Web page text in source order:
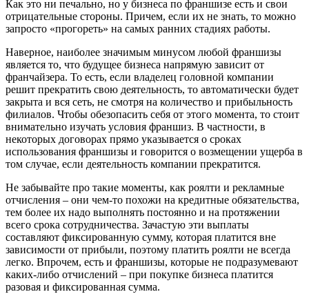
Как это ни печально, но у бизнеса по франшизе есть и свои
отрицательные стороны. Причем, если их не знать, то можно
запросто «прогореть» на самых ранних стадиях работы.
Наверное, наиболее значимым минусом любой франшизы
является то, что будущее бизнеса напрямую зависит от
франчайзера. То есть, если владелец головной компании
решит прекратить свою деятельность, то автоматически будет
закрыта и вся сеть, не смотря на количество и прибыльность
филиалов. Чтобы обезопасить себя от этого момента, то стоит
внимательно изучать условия франшиз. В частности, в
некоторых договорах прямо указывается о сроках
использования франшизы и говорится о возмещении ущерба в
том случае, если деятельность компании прекратится.
Не забывайте про такие моменты, как роялти и рекламные
отчисления – они чем-то похожи на кредитные обязательства,
тем более их надо выполнять постоянно и на протяжении
всего срока сотрудничества. Зачастую эти выплаты
составляют фиксированную сумму, которая платится вне
зависимости от прибыли, поэтому платить роялти не всегда
легко. Впрочем, есть и франшизы, которые не подразумевают
каких-либо отчислений – при покупке бизнеса платится
разовая и фиксированная сумма.